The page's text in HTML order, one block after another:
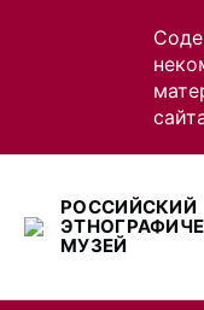
РОССИЙСКИЙ
МУЗЕЙ